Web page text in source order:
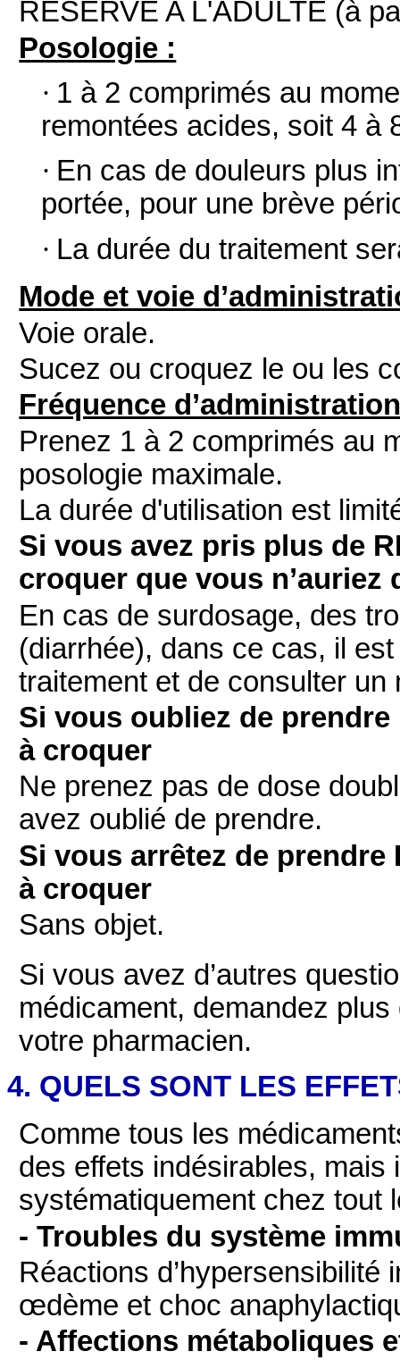
RESERVE A L'ADULTE (à
Posologie :
· 1 à 2 comprimés au
remontées acides, soit 4 à
· En cas de douleurs plus
portée, pour une brève
· La durée du traitement
Mode et voie
Voie orale.
Sucez ou croquez le ou les
Fréquence
Prenez 1 à 2 comprimés au
posologie maximale.
La durée d'utilisation est
Si vous avez pris plus de
croquer que vous n’auriez
En cas de surdosage, des
(diarrhée), dans ce cas, il
traitement et de consulter un
Si vous oubliez de prendre
à croquer
Ne prenez pas de dose
avez oublié de prendre.
Si vous arrêtez de prendre
à croquer
Sans objet.
Si vous avez d’autres
médicament, demandez
votre pharmacien.
4. QUELS SONT LES
Comme tous les
des effets indésirables, mais
systématiquement chez tout
- Troubles du système
Réactions
œdème et choc
- Affections métaboliques